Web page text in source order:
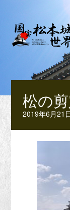
松の
2019年6月21